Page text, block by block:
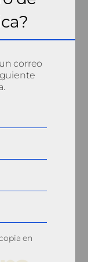
correo
en